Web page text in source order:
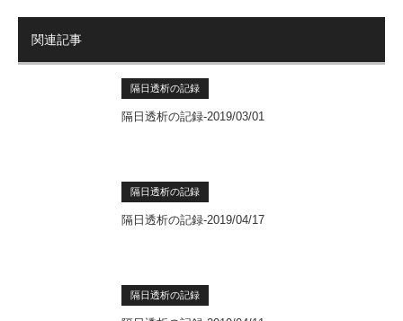
関連記事
隔日透析の記録
隔日透析の記録-2019/03/01
隔日透析の記録
隔日透析の記録-2019/04/17
隔日透析の記録